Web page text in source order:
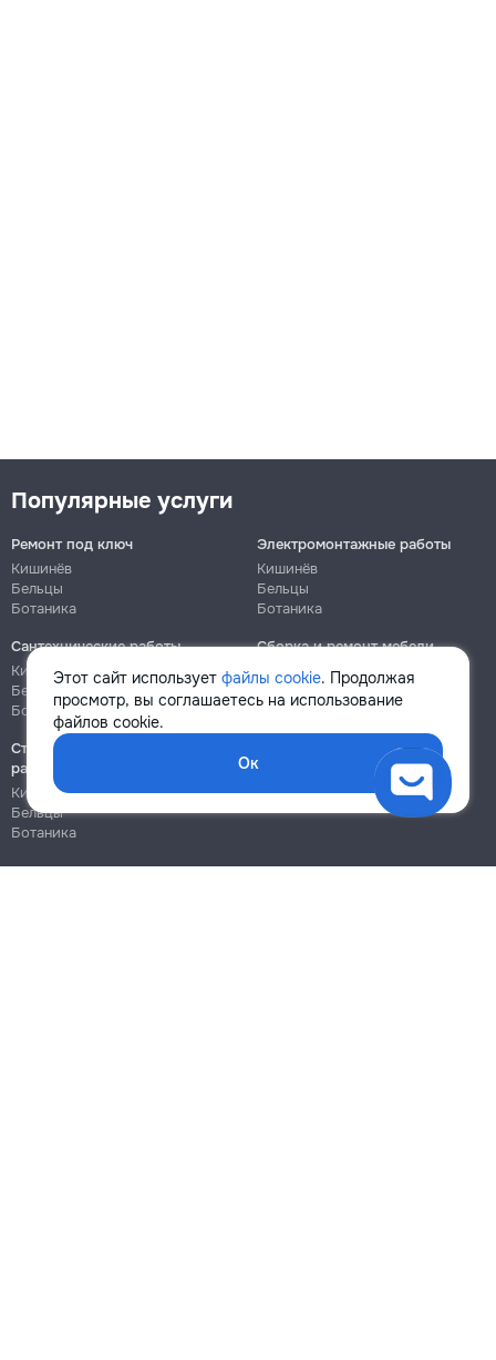
Этот сайт использует файлы cookie. Продолжая
просмотр, вы соглашаетесь на использование
файлов cookie.
Ок
Популярные услуги
Ремонт под ключ
Кишинёв
Бельцы
Ботаника
Электромонтажные работы
Кишинёв
Бельцы
Ботаника
Сантехнические работы
Кишинёв
Бельцы
Ботаника
Сборка и ремонт мебели
Кишинёв
Ботаника
Строительно-монтажные
работы
Кишинёв
Бельцы
Ботаника